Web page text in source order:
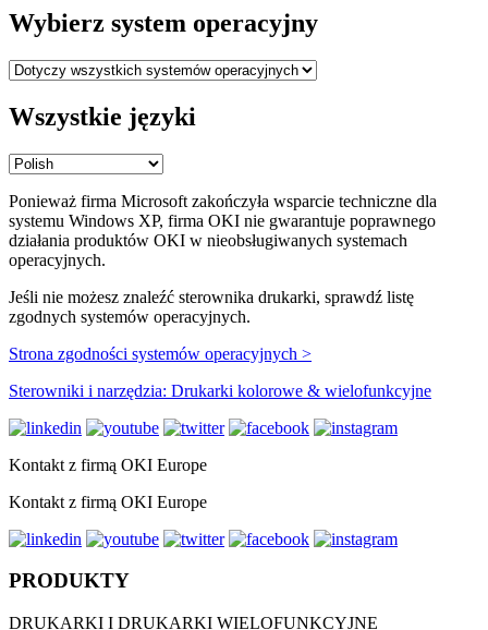
Wybierz system operacyjny
Wszystkie języki
Ponieważ firma Microsoft zakończyła wsparcie techniczne dla
systemu Windows XP, firma OKI nie gwarantuje poprawnego
działania produktów OKI w nieobsługiwanych systemach
operacyjnych.
Jeśli nie możesz znaleźć sterownika drukarki, sprawdź listę
zgodnych systemów operacyjnych.
Strona zgodności systemów operacyjnych >
Sterowniki i narzędzia: Drukarki kolorowe & wielofunkcyjne
Kontakt z firmą OKI Europe
Kontakt z firmą OKI Europe
PRODUKTY
DRUKARKI I DRUKARKI WIELOFUNKCYJNE